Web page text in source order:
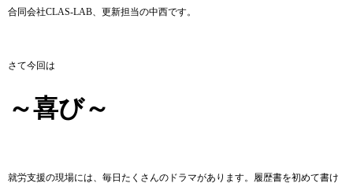
合同会社CLAS-LAB、更新担当の中西です。
さて今回は
～喜び～
就労支援の現場には、毎日たくさんのドラマがあります。履歴書を初めて書け